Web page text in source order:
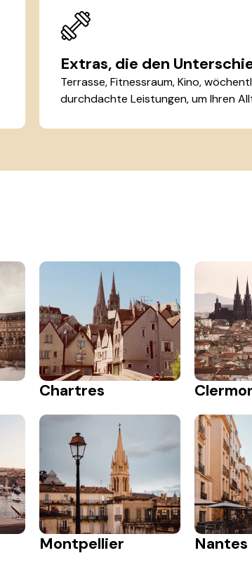
Extras, die den
Terrasse, Fitnessraum, Kino,
durchdachte Leistungen, um Ihren
Chartres
Montpellier Nantes